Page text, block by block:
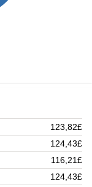
123,82£
124,43£
116,21£
124,43£